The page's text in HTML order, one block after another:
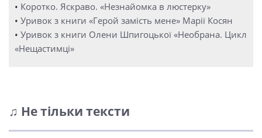
• Коротко. Яскраво. «Незнайомка в люстерку»
• Уривок з книги «Герой замість мене» Марії Косян
• Уривок з книги Олени Шпигоцької «Необрана. Цикл
«Нещастимці»
♫ Не тільки тексти